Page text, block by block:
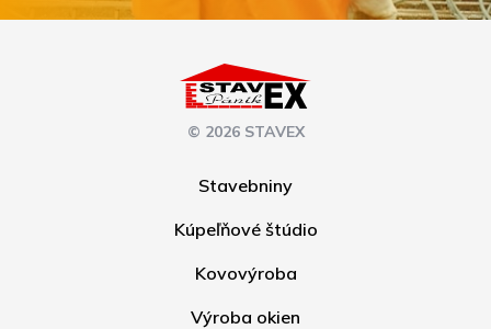
© 2026 STAVEX
Stavebniny
Kúpeľňové štúdio
Kovovýroba
Výroba okien